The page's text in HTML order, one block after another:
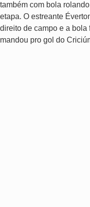
também com bola
etapa. O estreante
direito de campo e a
mandou pro gol do